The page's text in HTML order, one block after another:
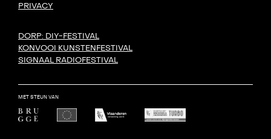
PRIVACY
DORP: DIY-FESTIVAL
KONVOOI KUNSTENFESTIVAL
SIGNAAL RADIOFESTIVAL
MET STEUN VAN